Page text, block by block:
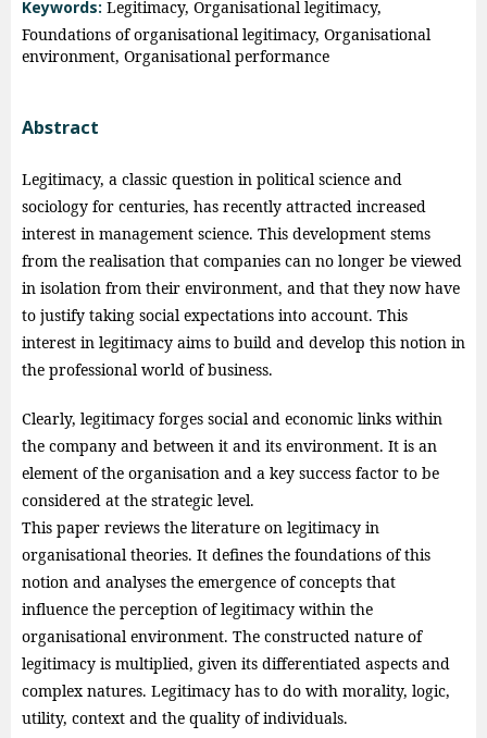
Keywords: Legitimacy, Organisational legitimacy,
Foundations of organisational legitimacy, Organisational
environment, Organisational performance
Abstract
Legitimacy, a classic question in political science and
sociology for centuries, has recently attracted increased
interest in management science. This development stems
from the realisation that companies can no longer be viewed
in isolation from their environment, and that they now have
to justify taking social expectations into account. This
interest in legitimacy aims to build and develop this notion in
the professional world of business.
Clearly, legitimacy forges social and economic links within
the company and between it and its environment. It is an
element of the organisation and a key success factor to be
considered at the strategic level.
This paper reviews the literature on legitimacy in
organisational theories. It defines the foundations of this
notion and analyses the emergence of concepts that
influence the perception of legitimacy within the
organisational environment. The constructed nature of
legitimacy is multiplied, given its differentiated aspects and
complex natures. Legitimacy has to do with morality, logic,
utility, context and the quality of individuals.